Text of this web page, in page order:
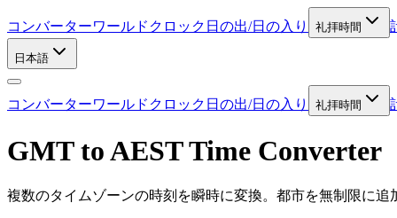
コンバーターワールドクロック 日の出/日の入り 礼拝時間
日本語
コンバーターワールドクロック 日の出/日の入り 礼拝時間
GMT to AEST Time Converter
複数のタイムゾーンの時刻を瞬時に変換。都市を無制限に